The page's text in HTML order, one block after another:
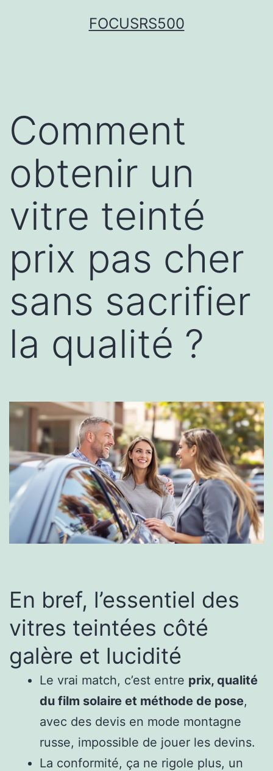
FOCUSRS500
Comment
obtenir un
vitre teinté
prix pas cher
sans sacrifier
la qualité ?
En bref, l’essentiel des
vitres teintées côté
galère et lucidité
Le vrai match, c’est entre prix, qualité
du film solaire et méthode de pose,
avec des devis en mode montagne
russe, impossible de jouer les devins.
La conformité, ça ne rigole plus, un